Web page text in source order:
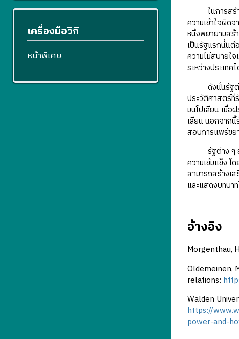
ในการสร้าง
ความเข้าใจผิด
หนึ่งพยายามสร้
เป็นรัฐแรกนั้นต้
ความไม่สบายใ
ระหว่างประเท
ดังนั้นรัฐต่าง
ประวัติศาสตร์ที่
มนโปเลียน เมื่อ
เลียน นอกจาก
สอบการแพร่ขย
รัฐต่าง ๆ ยัง
ความเข้มแข็ง โ
สามารถสร้างเ
และแสดงบทบา
อ้างอิง
Morgenthau,
Oldemeinen,
relations:
Walden
https://
power-and-
เครื่องมือวิกิ
หน้าพิเศษ